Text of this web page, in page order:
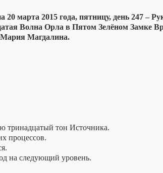
20 марта 2015 года, пятницу, день 247 –
Волна Орла в Пятом Зелёном Замке
Магдалина.
тринадцатый тон Источника.
процессов.
на следующий уровень.